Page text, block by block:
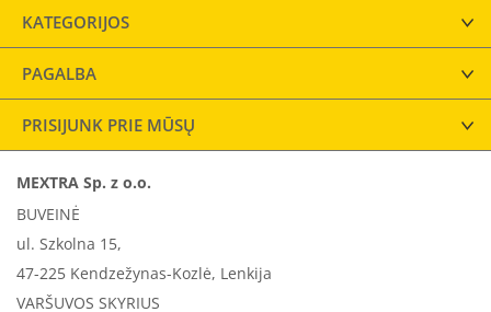
KATEGORIJOS
PAGALBA
PRISIJUNK PRIE MŪSŲ
MEXTRA Sp. z o.o.
BUVEINĖ
ul. Szkolna 15,
47-225 Kendzežynas-Kozlė, Lenkija
VARŠUVOS SKYRIUS